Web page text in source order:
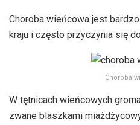
Choroba wieńcowa jest
kraju i często przyczynia się
Choroba
W tętnicach wieńcowych
zwane blaszkami